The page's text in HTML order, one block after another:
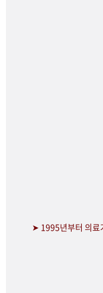
➤ 1995년부터 의료